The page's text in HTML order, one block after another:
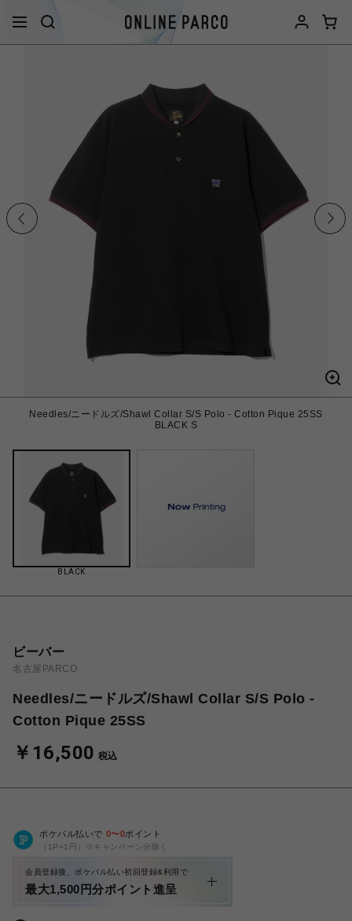
Needles/ニードルズ/Shawl Collar S/S Polo - Cotton Pique 25SS
BLACK S
BLACK
ビーバー
名古屋PARCO
Needles/ニードルズ/Shawl Collar S/S Polo -
Cotton Pique 25SS
￥16,500 税込
ポケパル払いで 0〜0ポイント
（1P=1円）※キャンペーン分除く
会員登録後、ポケパル払い初回登録&利用で
最大1,500円分ポイント進呈